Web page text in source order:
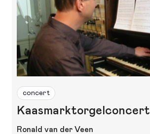
concert
Kaasmarktorgelconcert
Ronald van der Veen